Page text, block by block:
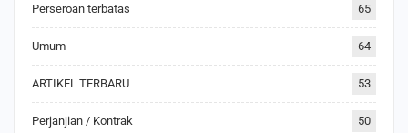
Perseroan terbatas 65
Umum 64
ARTIKEL TERBARU 53
Perjanjian / Kontrak 50